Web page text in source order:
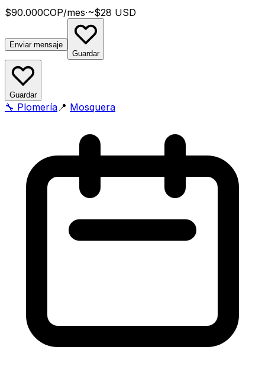
$90.000COP/mes·~$28 USD
Enviar mensaje
Guardar
Guardar
🔧 Plomería📍 Mosquera